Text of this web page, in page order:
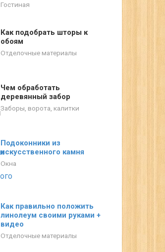
Гостиная
Как подобрать шторы к
обоям
Отделочные материалы
Чем обработать
деревянный забор
Заборы, ворота, калитки
Подоконники из
искусственного камня
Окна
Как правильно положить
линолеум своими руками +
видео
Отделочные материалы